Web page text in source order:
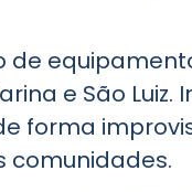
de
e São
forma
comunidades.